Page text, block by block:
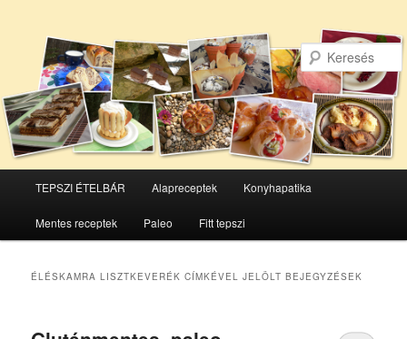
Tovább
az
elsődleges
Tovább
a
másodlagos
TEPSZI ÉTELBÁR Alapreceptek Konyhapatika
Mentes receptek Paleo Fitt tepszi
ÉLÉSKAMRA LISZTKEVERÉK CÍMKÉVEL JELÖLT BEJEGYZÉSEK